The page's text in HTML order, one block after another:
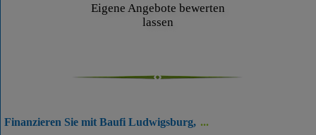
Eigene Angebote bewerten
lassen
Finanzieren Sie mit Baufi Ludwigsburg,